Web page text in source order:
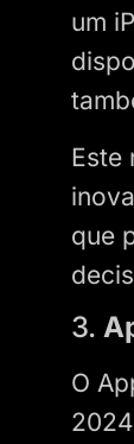
um
Este
que
3.
O